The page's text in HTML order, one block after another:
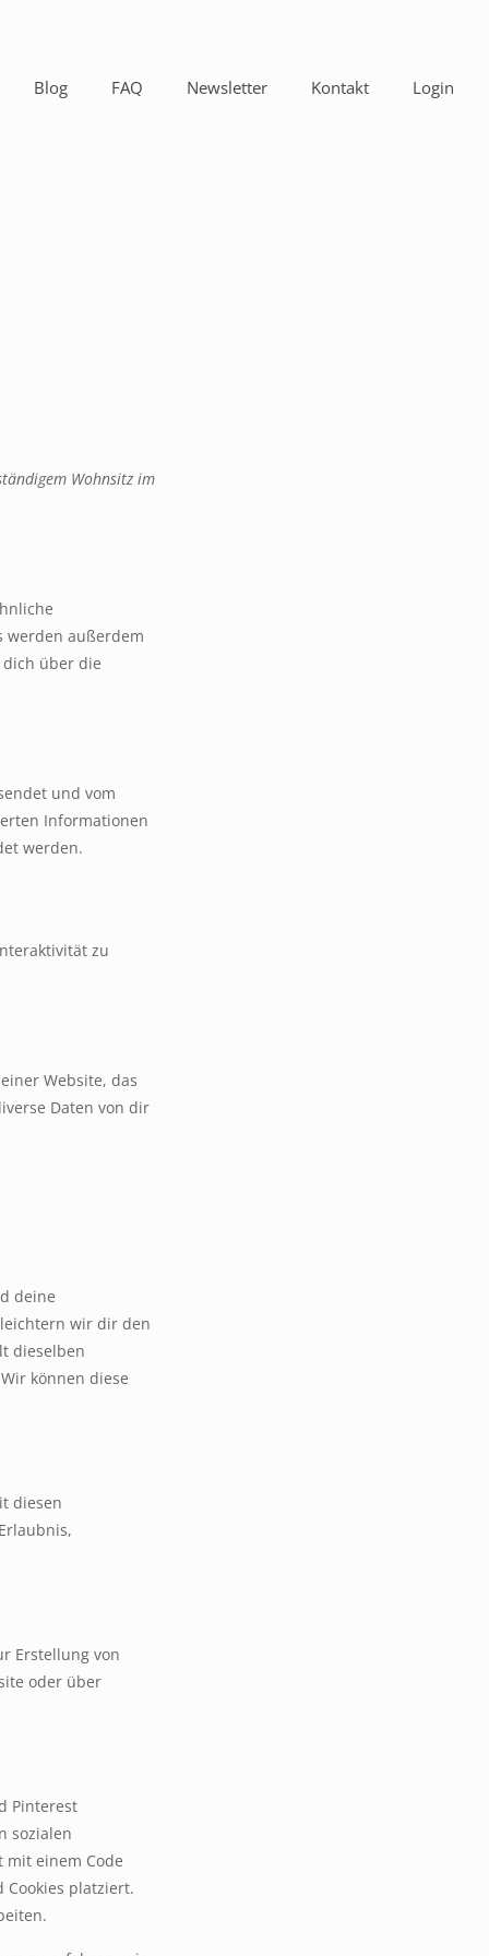
Blog FAQ Newsletter Kontakt Login
Wohnsitz im
werden außerdem
über die
und vom
Informationen
werden.
zu
Website, das
Daten von dir
deine
wir dir den
dieselben
können diese
diesen
Erstellung von
oder über
Pinterest
sozialen
mit einem Code
Cookies platziert.